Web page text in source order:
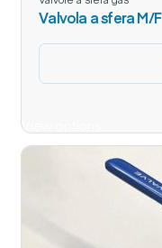
Valvola a sfera M/F
View options